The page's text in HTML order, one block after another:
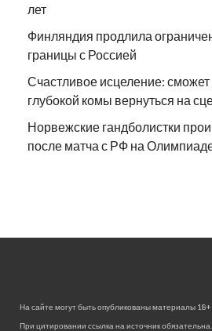
лет
Финляндия продлила
границы с Россией
Счастливое исцеление:
глубокой комы вернуться на
Норвежские гандболистки
после матча с РФ на
На сайте могут быть опубликованы материалы 18+!
При цитировании ссылка на источник обязательна.